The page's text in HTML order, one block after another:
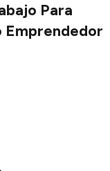
Para
Emprendedor